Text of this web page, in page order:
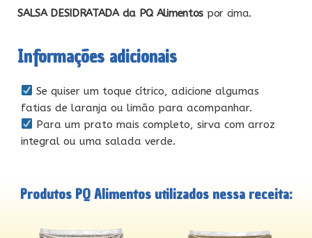
SALSA DESIDRATADA da PQ Alimentos por cima.
Informações adicionais
Se quiser um toque cítrico, adicione algumas
fatias de laranja ou limão para acompanhar.
Para um prato mais completo, sirva com arroz
integral ou uma salada verde.
Produtos PQ Alimentos utilizados nessa receita: